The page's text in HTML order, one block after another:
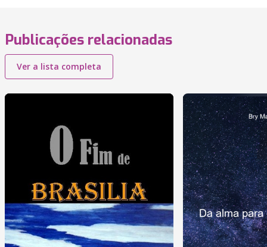
Publicações relacionadas
Ver a lista completa